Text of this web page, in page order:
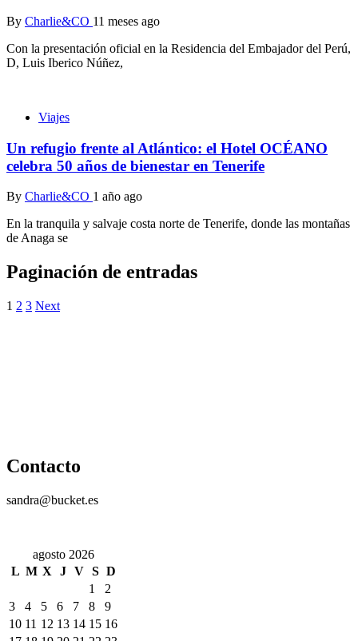
By Charlie&CO 11 meses ago
Con la presentación oficial en la Residencia del Embajador del Perú,
D, Luis Iberico Núñez,
Viajes
Un refugio frente al Atlántico: el Hotel OCÉANO
celebra 50 años de bienestar en Tenerife
By Charlie&CO 1 año ago
En la tranquila y salvaje costa norte de Tenerife, donde las montañas
de Anaga se
Paginación de entradas
1 2 3 Next
Contacto
sandra@bucket.es
agosto 2026
L M X J V S D
1
2
3
4 5 6 7 8
9
10 11 12 13 14 15 16